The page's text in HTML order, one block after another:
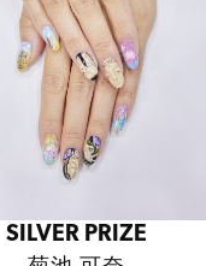
SILVER PRIZE